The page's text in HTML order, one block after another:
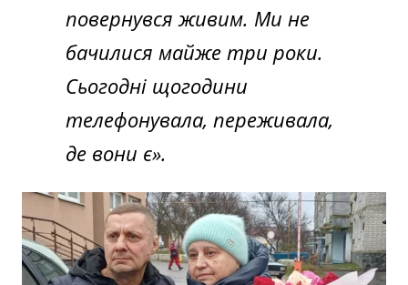
повернувся живим. Ми не
бачилися майже три роки.
Сьогодні щогодини
телефонувала, переживала,
де вони є».